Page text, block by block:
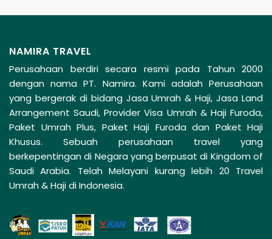
NAMIRA TRAVEL
Perusahaan berdiri secara resmi pada Tahun 2000
dengan nama PT. Namira. Kami adalah Perusahaan
yang bergerak di bidang Jasa Umrah & Haji, Jasa Land
Arrangement Saudi, Provider Visa Umrah & Haji Furoda,
Paket Umrah Plus, Paket Haji Furoda dan Paket Haji
Khusus. Sebuah perusahaan travel yang
berkepentingan di Negara yang berpusat di Kingdom of
Saudi Arabia. Telah Melayani kurang lebih 20 Travel
Umrah & Haji di Indonesia.